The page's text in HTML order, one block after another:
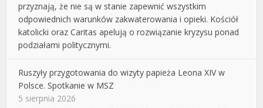
przyznają, że nie są w stanie zapewnić wszystkim
odpowiednich warunków zakwaterowania i opieki. Kościół
katolicki oraz Caritas apelują o rozwiązanie kryzysu ponad
podziałami politycznymi.
Ruszyły przygotowania do wizyty papieża Leona XIV w
Polsce. Spotkanie w MSZ
5 sierpnia 2026